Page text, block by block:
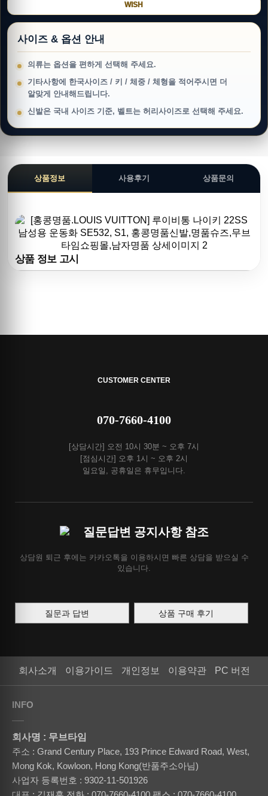
WISH
사이즈 & 옵션 안내
의류는 옵션을 편하게 선택해 주세요.
기타사항에 한국사이즈 / 키 / 체중 / 체형을 적어주시면 더
알맞게 안내해드립니다.
신발은 국내 사이즈 기준, 벨트는 허리사이즈로 선택해 주세요.
상품정보 사용후기 상품문의
상품 정보 고시
CUSTOMER CENTER
070-7660-4100
[상담시간] 오전 10시 30분 ~ 오후 7시
[점심시간] 오후 1시 ~ 오후 2시
일요일, 공휴일은 휴무입니다.
질문답변 공지사항 참조
상담원 퇴근 후에는 카카오톡을 이용하시면 빠른 상담을 받으실 수
있습니다.
질문과 답변 상품 구매 후기
회사소개 이용가이드 개인정보 이용약관 PC 버전
INFO
회사명 : 무브타임
주소 : Grand Century Place, 193 Prince Edward Road, West,
Mong Kok, Kowloon, Hong Kong(반품주소아님)
사업자 등록번호 : 9302-11-501926